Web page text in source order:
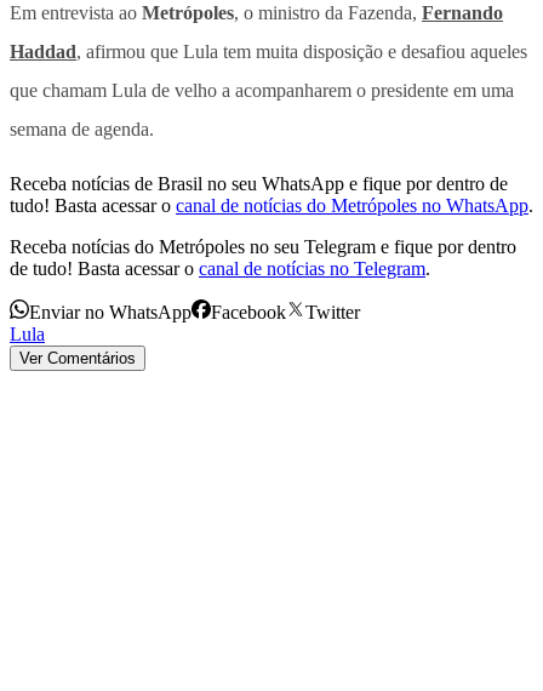
Em entrevista ao Metrópoles, o ministro da Fazenda, Fernando
Haddad, afirmou que Lula tem muita disposição e desafiou aqueles
que chamam Lula de velho a acompanharem o presidente em uma
semana de agenda.
Receba notícias de Brasil no seu WhatsApp e fique por dentro de
tudo! Basta acessar o canal de notícias do Metrópoles no WhatsApp.
Receba notícias do Metrópoles no seu Telegram e fique por dentro
de tudo! Basta acessar o canal de notícias no Telegram.
Enviar no WhatsApp Facebook
Twitter
Lula
Ver Comentários